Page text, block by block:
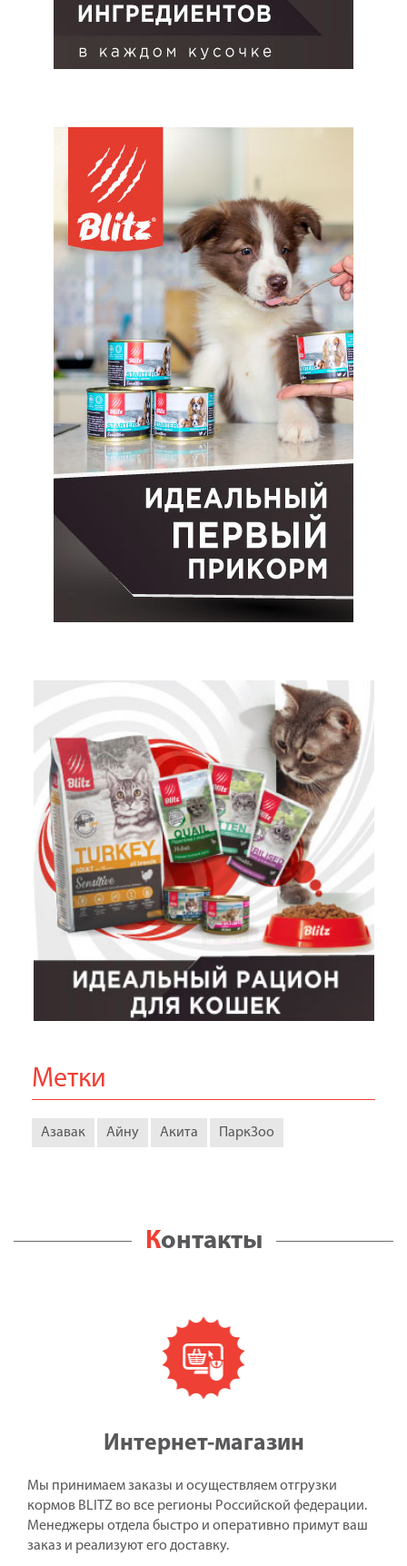
Метки
Азавак Айну Акита ПаркЗоо
Контакты
Интернет-магазин
Мы принимаем заказы и осуществляем отгрузки
кормов BLITZ во все регионы Российской федерации.
Менеджеры отдела быстро и оперативно примут ваш
заказ и реализуют его доставку.